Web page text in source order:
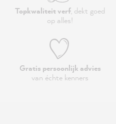
Topkwaliteit verf, dekt goed
op alles!
Gratis persoonlijk advies
van échte kenners